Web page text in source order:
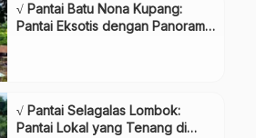
√ Pantai Batu Nona Kupang:
Pantai Eksotis dengan Panorama
√ Pantai Selagalas Lombok:
Pantai Lokal yang Tenang di